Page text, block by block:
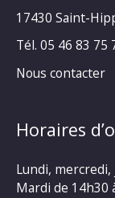
17430 Saint-
Tél. 05 46 83 75
Nous contacter
Horaires
Lundi,
Mardi de 14h30